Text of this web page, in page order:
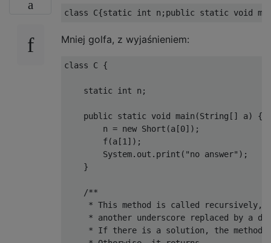
Mniej golfa, z wyjaśnieniem:
class C {
    static int n;
    public static void main(String[] a) {
        n = new Short(a[0]);
        f(a[1]);
        System.out.print("no answer");
    }
    /**
* This method is called recursively,
* another underscore replaced by a
* If there is a solution, the method